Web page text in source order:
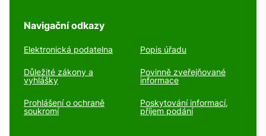
Navigační odkazy
Elektronická podatelna Popis úřadu
Důležité zákony a
vyhlášky
Povinně zveřejňované
informace
Prohlášení o ochraně
soukromí
Poskytování informací,
příjem podání